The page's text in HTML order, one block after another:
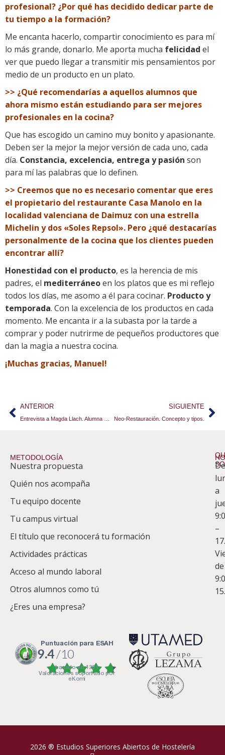
profesional? ¿Por qué has decidido dedicar parte de
tu tiempo a la formación?
Me encanta hacerlo, compartir conocimiento es para mí
lo más grande, donarlo. Me aporta mucha felicidad el
ver que puedo llegar a transmitir mis pensamientos por
medio de un producto en un plato.
>> ¿Qué recomendarías a aquellos alumnos que
ahora mismo están estudiando para ser mejores
profesionales en la cocina?
Que has escogido un camino muy bonito y apasionante.
Deben ser la mejor la mejor versión de cada uno, cada
día. Constancia, excelencia, entrega y pasión son
para mí las palabras que lo definen.
>> Creemos que no es necesario comentar que eres
el propietario del restaurante Casa Manolo en la
localidad valenciana de Daimuz con una estrella
Michelin y dos «Soles Repsol». Pero ¿qué destacarías
personalmente de la cocina que los clientes pueden
encontrar allí?
Honestidad con el producto, es la herencia de mis
padres, el mediterráneoen los platos que es mi reflejo
todos los días, me asomo a él para cocinar. Producto y
temporada. Con la excelencia de los productos en cada
momento. Me encanta ir a la subasta por la tarde a
comprar y poder nutrirme de pequeños productores que
dan la magia a nuestra cocina.
¡Muchas gracias, Manuel!
ANTERIOR SIGUIENTE
Neo-Restauración. Concepto y tipos.
METODOLOGÍA
Nuestra propuesta
Quién nos acompaña
Tu equipo docente
Tu campus virtual
El título que reconocerá tu formación
Actividades prácticas
Acceso al mundo laboral
Otros alumnos como tú
¿Eres una empresa?
Te
De
a
–
de
puntuación para ESAH
9.4/10
basado en1331
Valoraciones soportado por
eKomi
2026 ® Estudios Superiores Abiertos de Hostelería